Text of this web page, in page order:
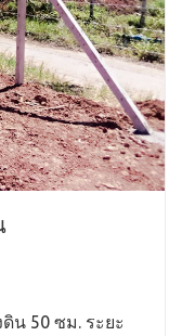
ดิน 50 ซม. ระยะ